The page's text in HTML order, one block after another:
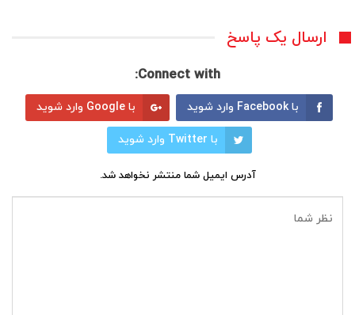
ارسال یک پاسخ
Connect with:
با Facebook وارد شوید با Google وارد شوید
با Twitter وارد شوید
آدرس ایمیل شما منتشر نخواهد شد.